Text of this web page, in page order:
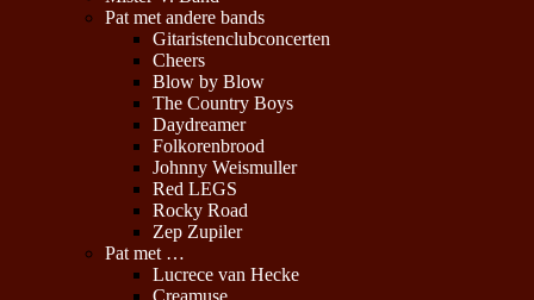
Pat met andere bands
Gitaristenclubconcerten
Cheers
Blow by Blow
The Country Boys
Daydreamer
Folkorenbrood
Johnny Weismuller
Red LEGS
Rocky Road
Zep Zupiler
Pat met …
Lucrece van Hecke
Creamuse